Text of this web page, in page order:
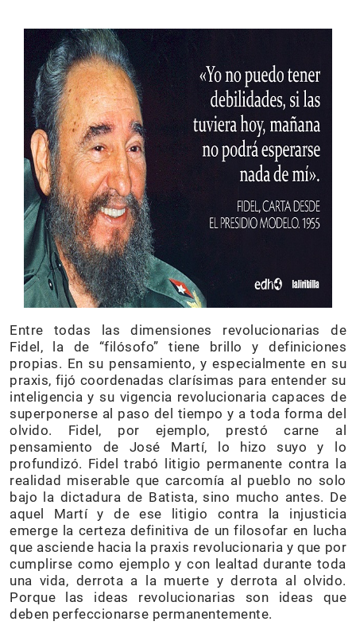
Entre todas las dimensiones revolucionarias de
Fidel, la de “filósofo” tiene brillo y definiciones
propias. En su pensamiento, y especialmente en su
praxis, fijó coordenadas clarísimas para entender su
inteligencia y su vigencia revolucionaria capaces de
superponerse al paso del tiempo y a toda forma del
olvido. Fidel, por ejemplo, prestó carne al
pensamiento de José Martí, lo hizo suyo y lo
profundizó. Fidel trabó litigio permanente contra la
realidad miserable que carcomía al pueblo no solo
bajo la dictadura de Batista, sino mucho antes. De
aquel Martí y de ese litigio contra la injusticia
emerge la certeza definitiva de un filosofar en lucha
que asciende hacia la praxis revolucionaria y que por
cumplirse como ejemplo y con lealtad durante toda
una vida, derrota a la muerte y derrota al olvido.
Porque las ideas revolucionarias son ideas que
deben perfeccionarse permanentemente.